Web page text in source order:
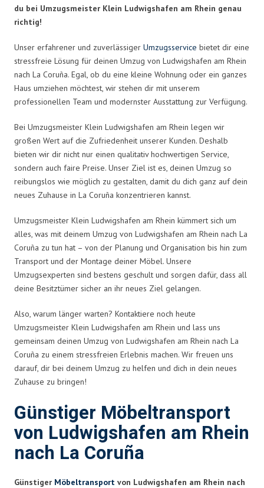
du bei Umzugsmeister Klein Ludwigshafen am Rhein genau
richtig!
Unser erfahrener und zuverlässiger Umzugsservice bietet dir eine
stressfreie Lösung für deinen Umzug von Ludwigshafen am Rhein
nach La Coruña. Egal, ob du eine kleine Wohnung oder ein ganzes
Haus umziehen möchtest, wir stehen dir mit unserem
professionellen Team und modernster Ausstattung zur Verfügung.
Bei Umzugsmeister Klein Ludwigshafen am Rhein legen wir
großen Wert auf die Zufriedenheit unserer Kunden. Deshalb
bieten wir dir nicht nur einen qualitativ hochwertigen Service,
sondern auch faire Preise. Unser Ziel ist es, deinen Umzug so
reibungslos wie möglich zu gestalten, damit du dich ganz auf dein
neues Zuhause in La Coruña konzentrieren kannst.
Umzugsmeister Klein Ludwigshafen am Rhein kümmert sich um
alles, was mit deinem Umzug von Ludwigshafen am Rhein nach La
Coruña zu tun hat – von der Planung und Organisation bis hin zum
Transport und der Montage deiner Möbel. Unsere
Umzugsexperten sind bestens geschult und sorgen dafür, dass all
deine Besitztümer sicher an ihr neues Ziel gelangen.
Also, warum länger warten? Kontaktiere noch heute
Umzugsmeister Klein Ludwigshafen am Rhein und lass uns
gemeinsam deinen Umzug von Ludwigshafen am Rhein nach La
Coruña zu einem stressfreien Erlebnis machen. Wir freuen uns
darauf, dir bei deinem Umzug zu helfen und dich in dein neues
Zuhause zu bringen!
Günstiger Möbeltransport
von Ludwigshafen am Rhein
nach La Coruña
Günstiger Möbeltransport von Ludwigshafen am Rhein nach